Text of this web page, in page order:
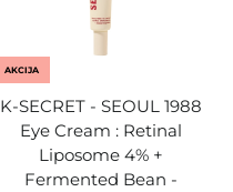
AKCIJA
K-SECRET - SEOUL 1988
Eye Cream : Retinal
Liposome 4% +
Fermented Bean -